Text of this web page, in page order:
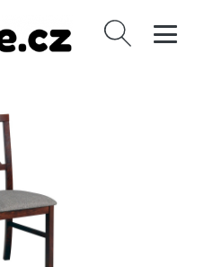
Vyhledávání